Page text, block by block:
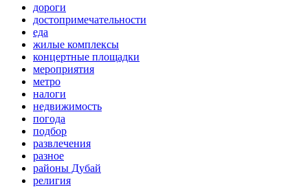
дороги
достопримечательности
еда
жилые комплексы
концертные площадки
мероприятия
метро
налоги
недвижимость
погода
подбор
развлечения
разное
районы Дубай
религия